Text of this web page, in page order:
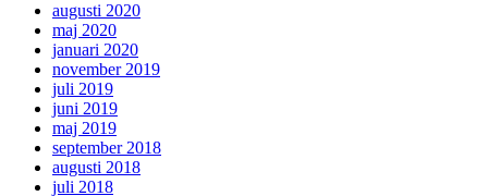
augusti 2020
maj 2020
januari 2020
november 2019
juli 2019
juni 2019
maj 2019
september 2018
augusti 2018
juli 2018